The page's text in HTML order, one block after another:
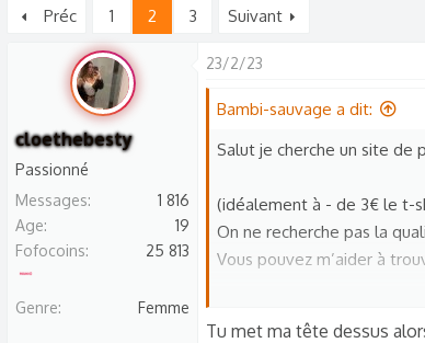
t
d
e
a
d
c
u
t
Préc 1 2 3 Suivant
cloethebesty
Passionné
Messages
1 816
Age
19
Fofocoins
25 813
Genre Femme
23/2/23
Bambi-sauvage a dit:
Salut je cherche un site de
(idéalement à - de 3€ le t-
On ne recherche pas la
Vous pouvez m’aider à
Tu met ma tête dessus